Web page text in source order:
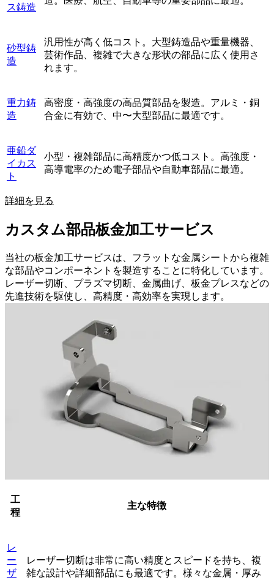
ス鋳造
砂型鋳
造
汎用性が高く低コスト。大型鋳造品や重量機器、
芸術作品、複雑で大きな形状の部品に広く使用さ
れます。
重力鋳
造
高密度・高強度の高品質部品を製造。アルミ・銅
合金に有効で、中〜大型部品に最適です。
亜鉛ダ
イカス
ト
小型・複雑部品に高精度かつ低コスト。高強度・
高導電率のため電子部品や自動車部品に最適。
詳細を見る
カスタム部品板金加工サービス
当社の板金加工サービスは、フラットな金属シートから複雑
な部品やコンポーネントを製造することに特化しています。
レーザー切断、プラズマ切断、金属曲げ、板金プレスなどの
先進技術を駆使し、高精度・高効率を実現します。
工
程
主な特徴
レ
ー
ザ
レーザー切断は非常に高い精度とスピードを持ち、複
雑な設計や詳細部品にも最適です。様々な金属・厚み